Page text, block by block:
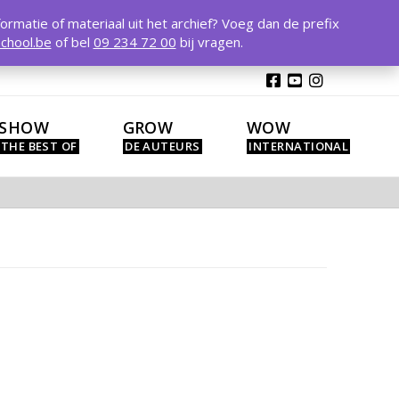
GROW WOW
of materiaal uit het archief? Voeg dan de prefix
of bel 09 234 72 00 bij vragen.